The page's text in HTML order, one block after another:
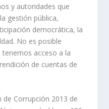
y autoridades que
gestión pública,
democrática, la
No es posible
acceso a la
de cuentas de
de Corrupción 2013 de